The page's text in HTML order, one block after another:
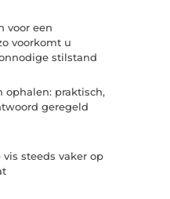
voor een
voorkomt u
stilstand
ophalen: praktisch,
geregeld
vis steeds vaker op